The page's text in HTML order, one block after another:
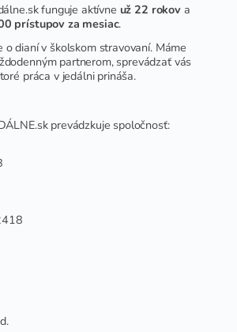
funguje aktívne už 22 rokova
prístupov za mesiac.
o dianí v školskom stravovaní. Máme
partnerom, sprevádzať vás
práca v jedálni prináša.
prevádzkuje spoločnosť: